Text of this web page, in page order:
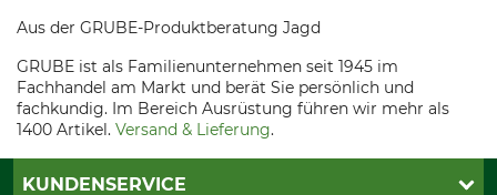
Aus der GRUBE-Produktberatung Jagd
GRUBE ist als Familienunternehmen seit 1945 im
Fachhandel am Markt und berät Sie persönlich und
fachkundig. Im Bereich Ausrüstung führen wir mehr als
1400 Artikel. Versand & Lieferung.
KUNDENSERVICE